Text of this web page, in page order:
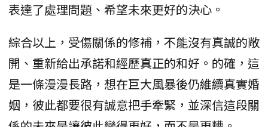
表達了處理問題、希望未來更好的決心。
綜合以上，受傷關係的修補，不能沒有真誠的敞
開、重新給出承諾和經歷真正的和好。的確，這
是一條漫漫長路，想在巨大風暴後仍維續真實婚
姻，彼此都要很有誠意把手牽緊，並深信這段關